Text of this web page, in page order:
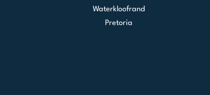
Waterkloofrand
Pretoria